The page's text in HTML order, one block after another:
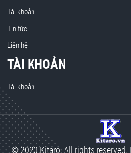
Tài khoản
Tin tức
Liên hệ
TÀI KHOẢN
Tài khoản
© 2020 Kitaro. All rights reserved.